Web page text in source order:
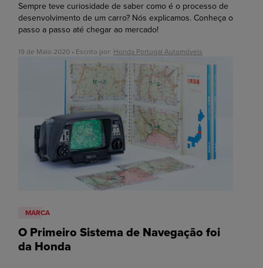
Sempre teve curiosidade de saber como é o processo de
desenvolvimento de um carro? Nós explicamos. Conheça o
passo a passo até chegar ao mercado!
19 de Maio 2020 • Escrito por: Honda Portugal Automóveis
MARCA
O Primeiro Sistema de Navegação foi
da Honda